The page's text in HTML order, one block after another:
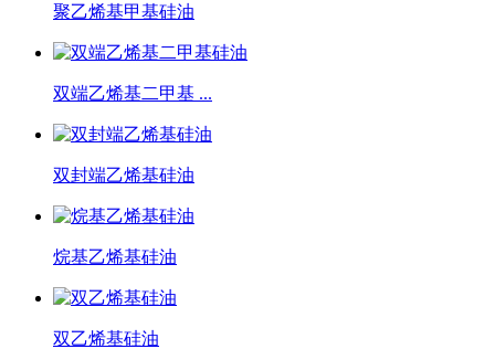
聚乙烯基甲基硅油
双端乙烯基二甲基 ...
双封端乙烯基硅油
烷基乙烯基硅油
双乙烯基硅油